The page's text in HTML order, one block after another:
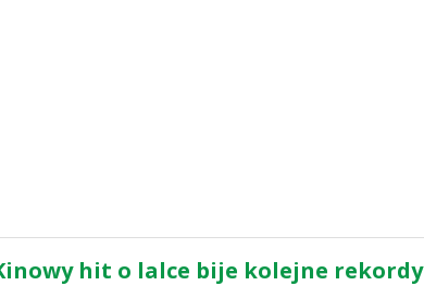
hit o lalce bije kolejne rekordy